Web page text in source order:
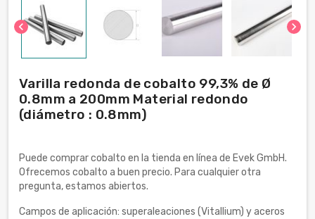
chevron_left chevron_right
Varilla redonda de cobalto 99,3% de Ø
0.8mm a 200mm Material redondo
(diámetro : 0.8mm)
Puede comprar cobalto en la tienda en línea de Evek GmbH.
Ofrecemos cobalto a buen precio. Para cualquier otra
pregunta, estamos abiertos.
Campos de aplicación: superaleaciones (Vitallium) y aceros